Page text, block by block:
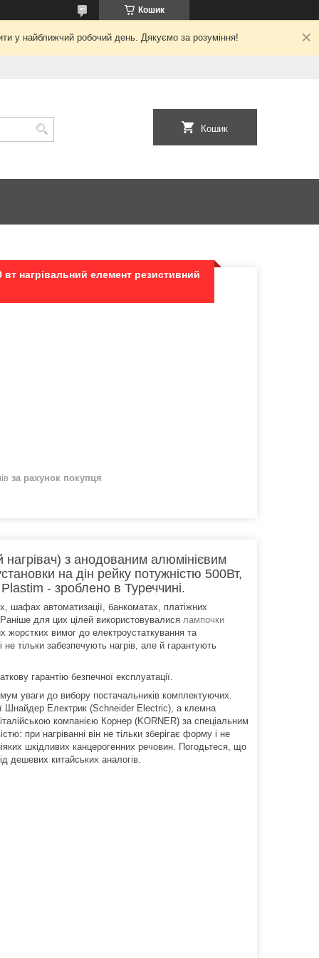
Кошик
у найближчий робочий день. Дякуємо за розуміння!
Кошик
вт нагрівальний елемент резистивний
за рахунок покупця
з анодованим алюмінієвим
на дін рейку потужністю 500Вт,
- зроблено в Туреччині.
шафах автоматизації, банкоматах, платіжних
для цих цілей використовувалися лампочки
жорстких вимог до електроустаткування та
тільки забезпечують нагрів, але й гарантують
гарантію безпечної експлуатації.
уваги до вибору постачальників комплектуючих.
Шнайдер Електрик (Schneider Electric), а клемна
компанією Корнер (KORNER) за спеціальним
при нагріванні він не тільки зберігає форму і не
шкідливих канцерогенних речовин. Погодьтеся, що
дешевих китайських аналогів.